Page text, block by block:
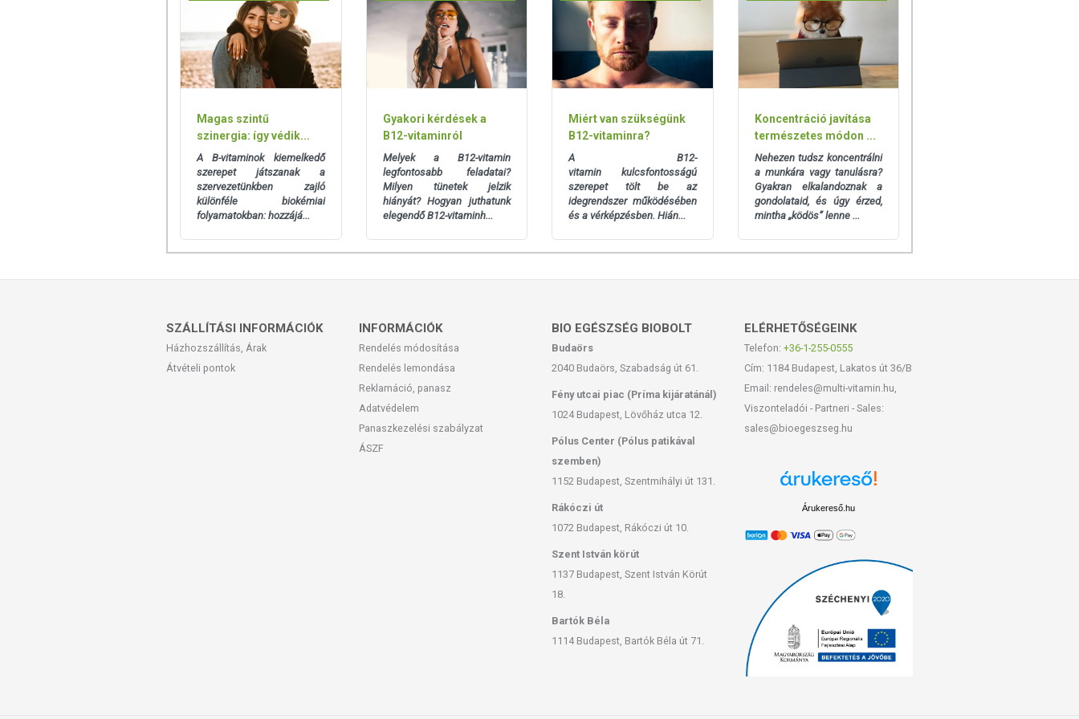
az összetevők bármelyikére érzékeny vagy allergiás! Nyelési nehézség esetén a tabletta a
felezőnyomat mentén kettétörhető.
Tárolás:A készítményt tartsa gyermekektől elzárva, száraz helyen, napfénytől védve,
szobahőmérsékleten (15-25 °C között)!
Gyártja és forgalmazza: BioCo Magyarország Kft.
Nettó tömeg:55,5 g
A „BioCo” bejegyzett cégnevet, és nem ökológiai tanúsítást jelent!
A BioCo Magyarország Kft. ISO 22000 szabvány és Jó Gyártási Gyakorlat (GMP) irányelvek
Magas szintű
szinergia: így védik...
A B-vitaminok kiemelkedő
szerepet játszanak a
szervezetünkben zajló
különféle biokémiai
folyamatokban: hozzájá...
Gyakori kérdések a
B12-vitaminról
Melyek a B12-vitamin
legfontosabb feladatai?
Milyen tünetek jelzik
hiányát? Hogyan juthatunk
elegendő B12-vitaminh...
Miért van szükségünk
B12-vitaminra?
A B12-
vitamin kulcsfontosságú
szerepet tölt be az
idegrendszer működésében
és a vérképzésben. Hián...
Koncentráció javítása
természetes módon ...
Nehezen tudsz koncentrálni
a munkára vagy tanulásra?
Gyakran elkalandoznak a
gondolataid, és úgy érzed,
mintha „ködös” lenne ...
SZÁLLÍTÁSI INFORMÁCIÓK
Házhozszállítás, Árak
Átvételi pontok
INFORMÁCIÓK
Rendelés módosítása
Rendelés lemondása
Reklamáció, panasz
Adatvédelem
Panaszkezelési szabályzat
ÁSZF
BIO EGÉSZSÉG BIOBOLT
Budaörs
2040 Budaörs, Szabadság út 61.
Fény utcai piac (Príma kijáratánál)
1024 Budapest, Lövőház utca 12.
Pólus Center (Pólus patikával
szemben)
1152 Budapest, Szentmihályi út 131.
Rákóczi út
1072 Budapest, Rákóczi út 10.
Szent István körút
1137 Budapest, Szent István Körút
18.
Bartók Béla
1114 Budapest, Bartók Béla út 71.
ELÉRHETŐSÉGEINK
Telefon: +36-1-255-0555
Cím: 1184 Budapest, Lakatos út 36/B
Email: rendeles@multi-vitamin.hu,
Viszonteladói - Partneri - Sales:
sales@bioegeszseg.hu
Árukereső.hu